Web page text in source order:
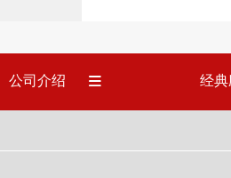
公司介绍 经